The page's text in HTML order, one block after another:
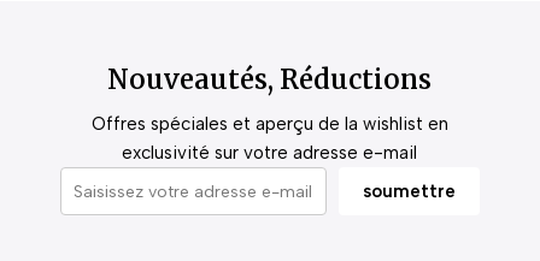
Nouveautés, Réductions
Offres spéciales et aperçu de la wishlist en
exclusivité sur votre adresse e-mail